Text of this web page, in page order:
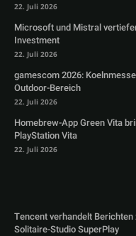
22. Juli 2026
Microsoft und Mistral
Investment
22. Juli 2026
gamescom 2026:
Outdoor-Bereich
22. Juli 2026
Homebrew-App Green Vita
PlayStation Vita
22. Juli 2026
Tencent verhandelt
Solitaire-Studio SuperPlay